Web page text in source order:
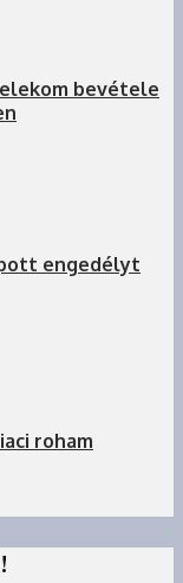
bevétele
engedélyt
roham